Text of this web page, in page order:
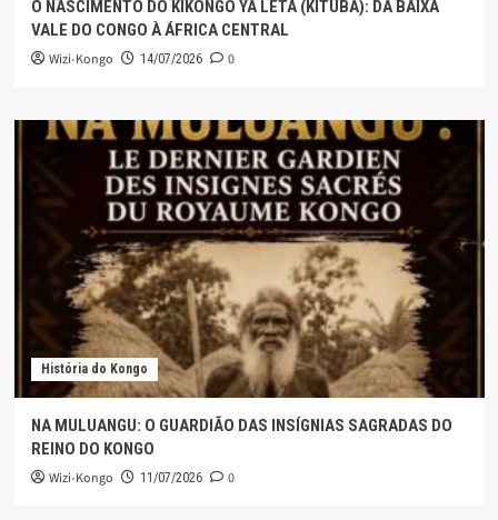
O NASCIMENTO DO KIKONGO YA LETA (KITUBA): DA BAIXA
VALE DO CONGO À ÁFRICA CENTRAL
Wizi-Kongo 14/07/2026 0
História do Kongo
NA MULUANGU: O GUARDIÃO DAS INSÍGNIAS SAGRADAS DO
REINO DO KONGO
Wizi-Kongo 11/07/2026 0